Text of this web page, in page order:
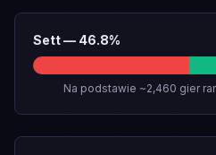
Sett— 46.8%
Na podstawie ~2,460 gier